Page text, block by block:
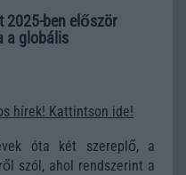
2025-ben először
a globális
hírek! Kattintson ide!
óta két szereplő, a
szól, ahol rendszerint a